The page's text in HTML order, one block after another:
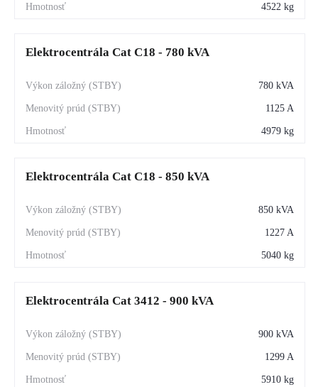
4522 kg
Elektrocentrála Cat C18 - 780 kVA
780 kVA
1125 A
4979 kg
Elektrocentrála Cat C18 - 850 kVA
850 kVA
1227 A
5040 kg
Elektrocentrála Cat 3412 - 900 kVA
900 kVA
1299 A
5910 kg